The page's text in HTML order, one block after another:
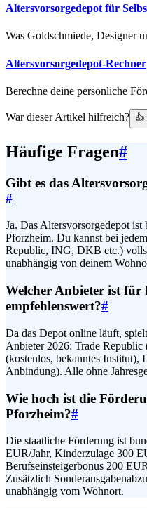
Altersvorsorgedepot für
Was Goldschmiede, Designer
Altersvorsorgedepot-Rechner
Berechne deine persönliche
War dieser Artikel hilfreich? 👍
Häufige Fragen#
Gibt es das
#
Ja. Das Altersvorsorgedepot
Pforzheim. Du kannst bei
Republic, ING, DKB etc.)
unabhängig von deinem
Welcher Anbieter ist für
empfehlenswert?#
Da das Depot online läuft,
Anbieter 2026: Trade
(kostenlos, bekanntes
Anbindung). Alle ohne
Wie hoch ist die
Pforzheim?#
Die staatliche Förderung ist
EUR/Jahr, Kinderzulage 300
Berufseinsteigerbonus 200
Zusätzlich
unabhängig vom Wohnort.